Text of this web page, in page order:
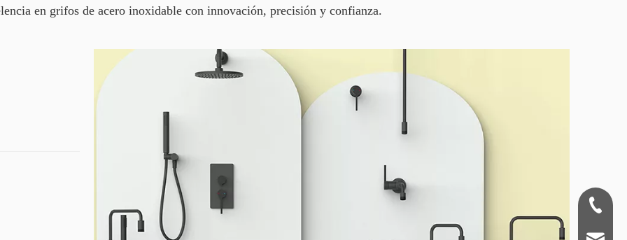
en grifos de acero inoxidable con innovación, precisión y confianza.
+86-